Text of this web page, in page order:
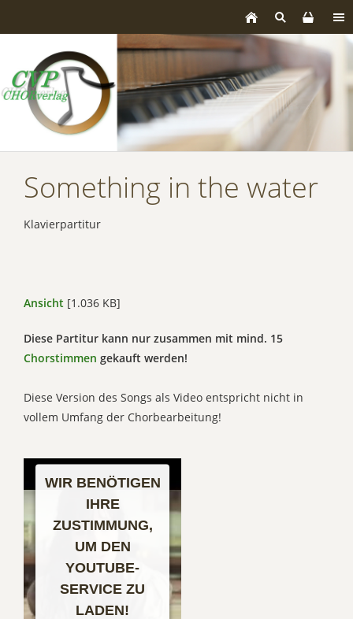
Something in the water
Klavierpartitur
Ansicht [1.036 KB]
Diese Partitur kann nur zusammen mit mind. 15
Chorstimmen gekauft werden!
Diese Version des Songs als Video entspricht nicht in
vollem Umfang der Chorbearbeitung!
WIR BENÖTIGEN
IHRE
ZUSTIMMUNG,
UM DEN
YOUTUBE-
SERVICE ZU
LADEN!